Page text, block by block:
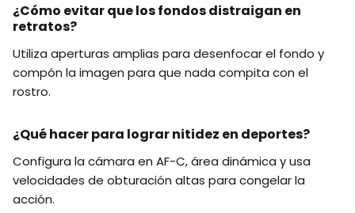
¿Cómo evitar que los fondos distraigan en
retratos?
Utiliza aperturas amplias para desenfocar el fondo y
compón la imagen para que nada compita con el
rostro.
¿Qué hacer para lograr nitidez en deportes?
Configura la cámara en AF-C, área dinámica y usa
velocidades de obturación altas para congelar la
acción.